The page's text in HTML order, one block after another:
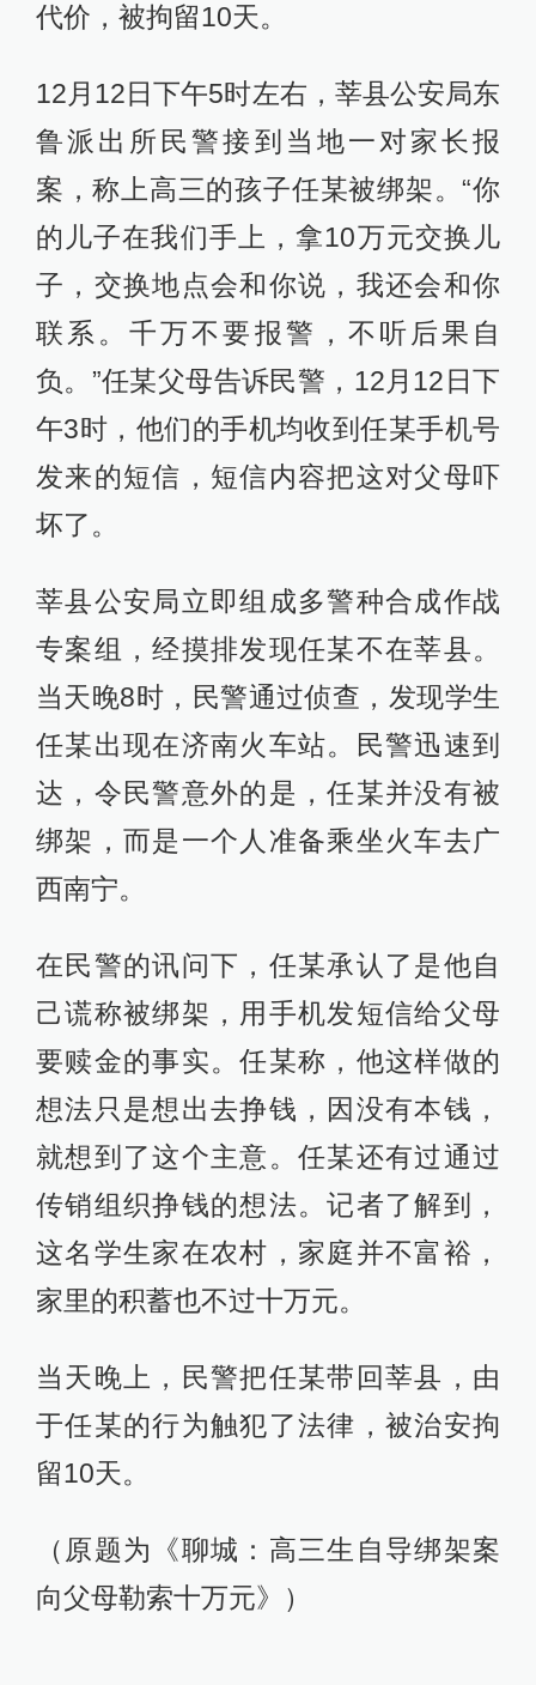
代价，被拘留10天。
12月12日下午5时左右，莘县公安局东
鲁派出所民警接到当地一对家长报
案，称上高三的孩子任某被绑架。“你
的儿子在我们手上，拿10万元交换儿
子，交换地点会和你说，我还会和你
联系。千万不要报警，不听后果自
负。”任某父母告诉民警，12月12日下
午3时，他们的手机均收到任某手机号
发来的短信，短信内容把这对父母吓
坏了。
莘县公安局立即组成多警种合成作战
专案组，经摸排发现任某不在莘县。
当天晚8时，民警通过侦查，发现学生
任某出现在济南火车站。民警迅速到
达，令民警意外的是，任某并没有被
绑架，而是一个人准备乘坐火车去广
西南宁。
在民警的讯问下，任某承认了是他自
己谎称被绑架，用手机发短信给父母
要赎金的事实。任某称，他这样做的
想法只是想出去挣钱，因没有本钱，
就想到了这个主意。任某还有过通过
传销组织挣钱的想法。记者了解到，
这名学生家在农村，家庭并不富裕，
家里的积蓄也不过十万元。
当天晚上，民警把任某带回莘县，由
于任某的行为触犯了法律，被治安拘
留10天。
（原题为《聊城：高三生自导绑架案
向父母勒索十万元》）